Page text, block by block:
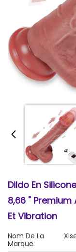
Dildo En
8,66 "
Et Vibration
Nom De La
Marque: